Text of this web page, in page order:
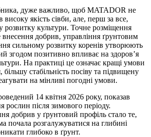
дуже важливо, щоб MATADOR не
високу якість сівби, але, перш за все,
розвитку культури. Точне розміщення
внесення добрив, управління ґрунтовим
сильному розвитку коренів утворюють
згодом позитивно впливає на здоров’я
На практиці це означає кращі умови
стабільність посіву та підвищену
на мінливі погодні умови.
14 квітня 2026 року, показав
рослин після зимового періоду.
добрив у ґрунтовий профіль стало те,
почала розгалужуватися на глибині
глибоко в ґрунт.